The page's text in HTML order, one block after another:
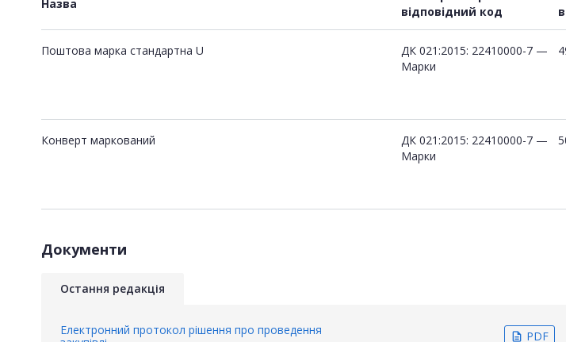
Назва
відповідний код
Поштова марка стандартна U
ДК 021:2015: 22410000-7 —
Марки
Конверт маркований
ДК 021:2015: 22410000-7 —
Марки
Документи
Остання редакція
Електронний протокол рішення про проведення
description PDF